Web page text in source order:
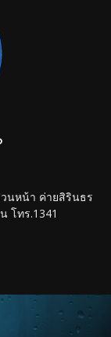
นหน้า ค่ายสิรินธร
โทร.1341